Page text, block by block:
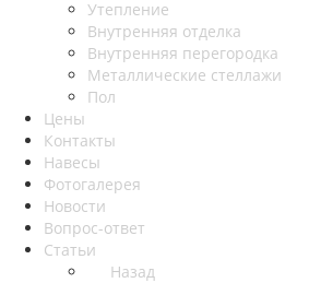
Утепление
Внутренняя отделка
Внутренняя перегородка
Металлические стеллажи
Пол
Цены
Контакты
Навесы
Фотогалерея
Новости
Вопрос-ответ
Статьи
Назад